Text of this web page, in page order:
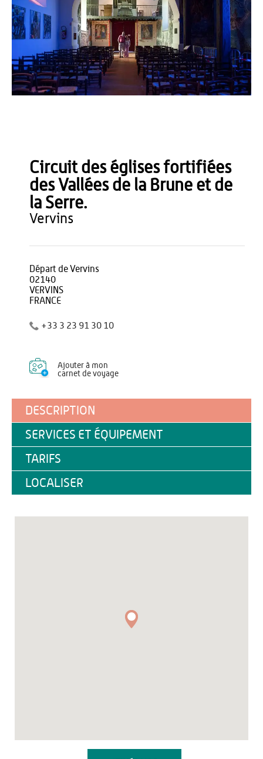
Circuit des églises fortifiées
des Vallées de la Brune et de
la Serre.
vervins
Départ de Vervins
02140
VERVINS
FRANCE
+33 3 23 91 30 10
Ajouter à mon
carnet de voyage
DESCRIPTION
SERVICES ET ÉQUIPEMENT
TARIFS
LOCALISER